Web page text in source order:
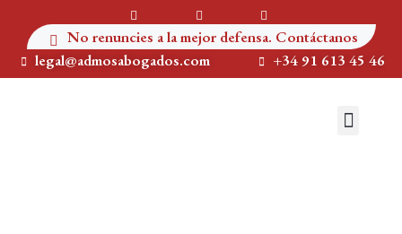
No renuncies a la mejor defensa. Contáctanos
legal@admosabogados.com
+34 91 613 45 46